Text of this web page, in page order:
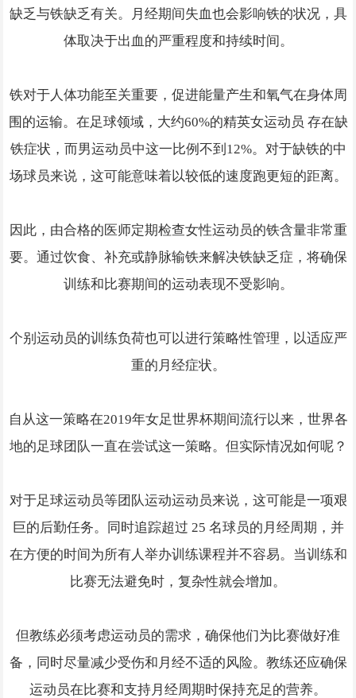
缺乏与铁缺乏有关。月经期间失血也会影响铁的状况，具
体取决于出血的严重程度和持续时间。
铁对于人体功能至关重要，促进能量产生和氧气在身体周
围的运输。在足球领域，大约60%的精英女运动员 存在缺
铁症状，而男运动员中这一比例不到12%。对于缺铁的中
场球员来说，这可能意味着以较低的速度跑更短的距离。
因此，由合格的医师定期检查女性运动员的铁含量非常重
要。通过饮食、补充或静脉输铁来解决铁缺乏症，将确保
训练和比赛期间的运动表现不受影响。
个别运动员的训练负荷也可以进行策略性管理，以适应严
重的月经症状。
自从这一策略在2019年女足世界杯期间流行以来，世界各
地的足球团队一直在尝试这一策略。但实际情况如何呢？
对于足球运动员等团队运动运动员来说，这可能是一项艰
巨的后勤任务。同时追踪超过 25 名球员的月经周期，并
在方便的时间为所有人举办训练课程并不容易。当训练和
比赛无法避免时，复杂性就会增加。
但教练必须考虑运动员的需求，确保他们为比赛做好准
备，同时尽量减少受伤和月经不适的风险。教练还应确保
运动员在比赛和支持月经周期时保持充足的营养。